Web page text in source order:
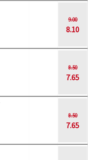
9.00
8.10
8.50
7.65
8.50
7.65